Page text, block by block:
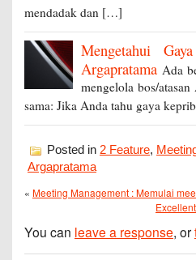
mendadak dan […]
Mengetahui
Argapratama Ada
mengelola bos/
sama: Jika Anda tahu gaya
Posted in 2 Feature,
Argapratama
« Meeting Management : Memulai
You can leave a response, or